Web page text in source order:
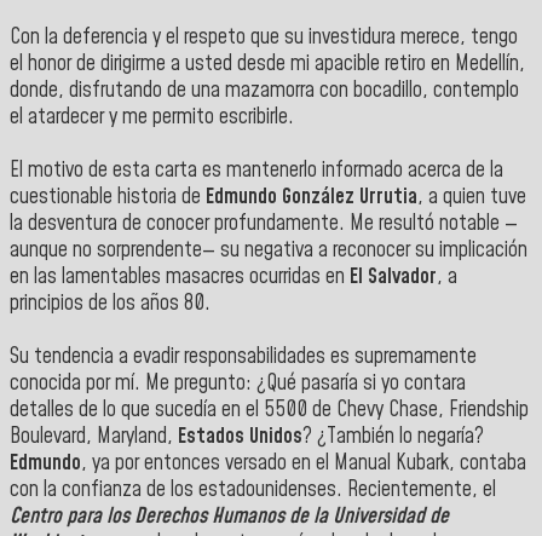
Con la deferencia y el respeto que su investidura merece, tengo
el honor de dirigirme a usted desde mi apacible retiro en Medellín,
donde, disfrutando de una mazamorra con bocadillo, contemplo
el atardecer y me permito escribirle.
El motivo de esta carta es mantenerlo informado acerca de la
cuestionable historia de Edmundo González Urrutia, a quien tuve
la desventura de conocer profundamente. Me resultó notable —
aunque no sorprendente— su negativa a reconocer su implicación
en las lamentables masacres ocurridas en El Salvador, a
principios de los años 80.
Su tendencia a evadir responsabilidades es supremamente
conocida por mí. Me pregunto: ¿Qué pasaría si yo contara
detalles de lo que sucedía en el 5500 de Chevy Chase, Friendship
Boulevard, Maryland, Estados Unidos? ¿También lo negaría?
Edmundo, ya por entonces versado en el Manual Kubark, contaba
con la confianza de los estadounidenses. Recientemente, el
Centro para los Derechos Humanos de la Universidad de